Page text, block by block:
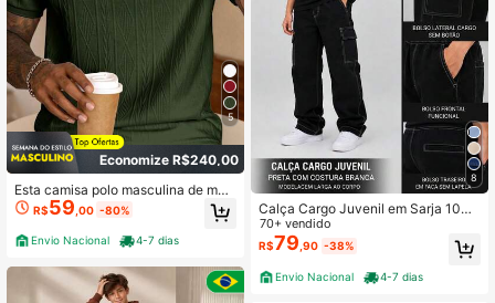
5
Economize R$240,00
Esta camisa polo masculina de man
ga curta apresenta um design simpl
es e elegante, confeccionada em te
cido jacquard liso. É ideal para ocas
iões casuais, férias e passeios
R$59 ,00 -80%
Envio Nacional 4-7 dias
8
Calça Cargo Juvenil em Sarja 10
0% Algodão (Tamanhos 10 ao 16)
70+ vendido
R$79 ,90 -38%
Envio Nacional 4-7 dias